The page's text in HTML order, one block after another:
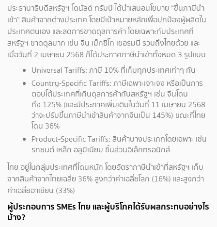
ประธานาธิบดีสหรัฐฯ โดนัลด์ ทรัมป์ ได้นำเสนอนโยบาย “ขึ้นภาษีนำ
เข้า” สินค้าจากต่างประเทศ โดยมีเป้าหมายหลักเพื่อปกป้องผู้ผลิตใน
ประเทศตนเอง และลดการขาดดุลการค้า โดยเฉพาะกับประเทศที่
สหรัฐฯ ขาดดุลมาก เช่น จีน เม็กซิโก เยอรมนี รวมถึงไทยด้วย และ
เมื่อวันที่ 2 เมษายน 2568 ก็ได้ประกาศภาษีนำเข้าทั้งหมด 3 รูปแบบ
Universal Tariffs: ภาษี 10% ที่เก็บทุกประเทศเท่าๆ กัน
Country-Specific Tariffs: ภาษีเฉพาะเจาะจง หรือเป็นการ
ตอบโต้ประเทศที่เกินดุลการค้ากับสหรัฐฯ เช่น จีนโดน
ถึง 125% (และมีประกาศเพิ่มเติมในวันที่ 11 เมษายน 2568
ว่าจะปรับขึ้นภาษีนำเข้าสินค้าจากจีนเป็น 145%) ขณะที่ไทย
โดน 36%
Product-Specific Tariffs: สินค้าบางประเภทโดยเฉพาะ เช่น
รถยนต์ เหล็ก อลูมิเนียม ชิ้นส่วนอิเล็กทรอนิกส์
ไทย อยู่ในกลุ่มประเทศที่โดนหนัก โดยอัตราภาษีนำเข้าที่สหรัฐฯ เก็บ
จากสินค้าจากไทยเฉลี่ย 36% สูงกว่าค่าเฉลี่ยโลก (16%) และสูงกว่า
ค่าเฉลี่ยอาเซียน (33%)
ผู้ประกอบการ SMEs ไทย และผู้บริโภคได้รับผลกระทบอย่างไร
บ้าง?